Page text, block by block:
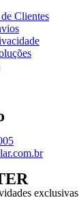
Clientes
exclusivas